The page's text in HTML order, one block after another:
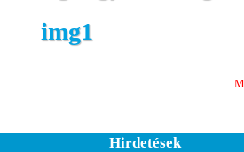
img1
Most 365 nap
Hirdetések